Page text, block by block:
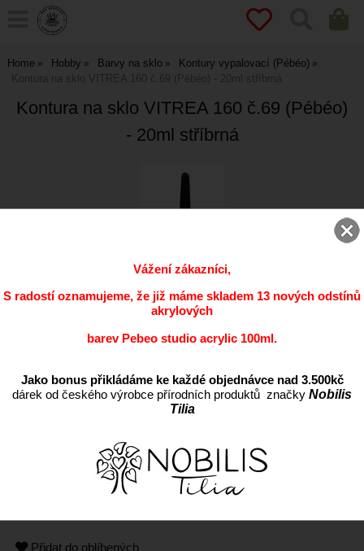
Home Hobby Barvy na sklo
Kontury vypalovací (Pébéo)
Kontura na sklo VITREA 160 č.69 (Pébéo) - 20ml stříbrná
Kontura na sklo VITREA 160 č.69 (Pébéo)
- 20ml stříbrná
Přidat do oblíbených
Vážení zákazníci,
S radostí oznamujeme, že již máme skladem 13 nových odstínů
akrylových
barev Pebeo studio acrylic 100ml.
Jako bonus přikládáme ke každé objednávce nad 3.500kč
dárek od českého výrobce přírodních produktů značky Nobilis
Tilia